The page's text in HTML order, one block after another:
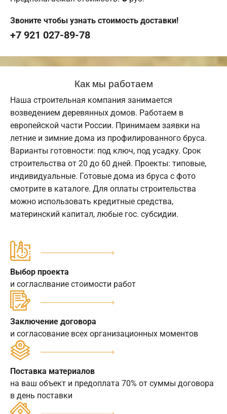
Звоните чтобы узнать стоимость доставки!
+7 921 027-89-78
Как мы работаем
Наша строительная компания занимается
возведением деревянных домов. Работаем в
европейской части России. Принимаем заявки на
летние и зимние дома из профилированного бруса.
Варианты готовности: под ключ, под усадку. Срок
строительства от 20 до 60 дней. Проекты: типовые,
индивидуальные. Готовые дома из бруса с фото
смотрите в каталоге. Для оплаты строительства
можно использовать кредитные средства,
материнский капитал, любые гос. субсидии.
Выбор проекта
и согласлвание стоимости работ
Заключение договора
и согласование всех организационных моментов
Поставка материалов
на ваш объект и предоплата 70% от суммы договора
в день поставки